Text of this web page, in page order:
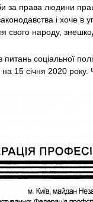
за права людини
і хоче в
свого народу,
соціальної
15 січня 2020 року.